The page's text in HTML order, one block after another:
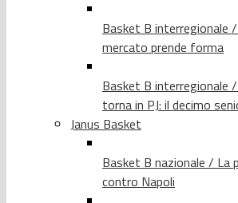
Basket B interregionale /
mercato prende forma
Basket B interregionale
torna in PJ: il decimo
Janus Basket
Basket B nazionale / La
contro Napoli